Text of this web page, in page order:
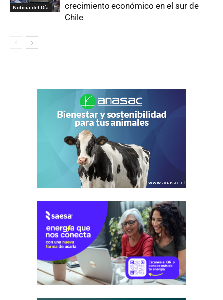
Noticia del Día
crecimiento económico en el sur de
Chile